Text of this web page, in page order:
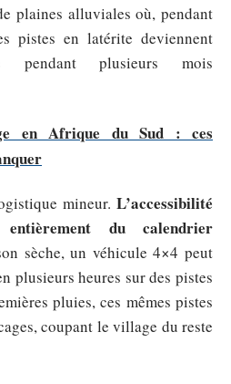
plaines alluviales où, pendant
pistes en latérite deviennent
pendant plusieurs mois
en Afrique du Sud : ces
mineur. L’accessibilité
du calendrier
sèche, un véhicule 4×4 peut
plusieurs heures sur des pistes
pluies, ces mêmes pistes
coupant le village du reste